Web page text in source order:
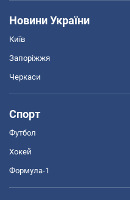
Новини України
Київ
Запоріжжя
Черкаси
Спорт
Футбол
Хокей
Формула-1